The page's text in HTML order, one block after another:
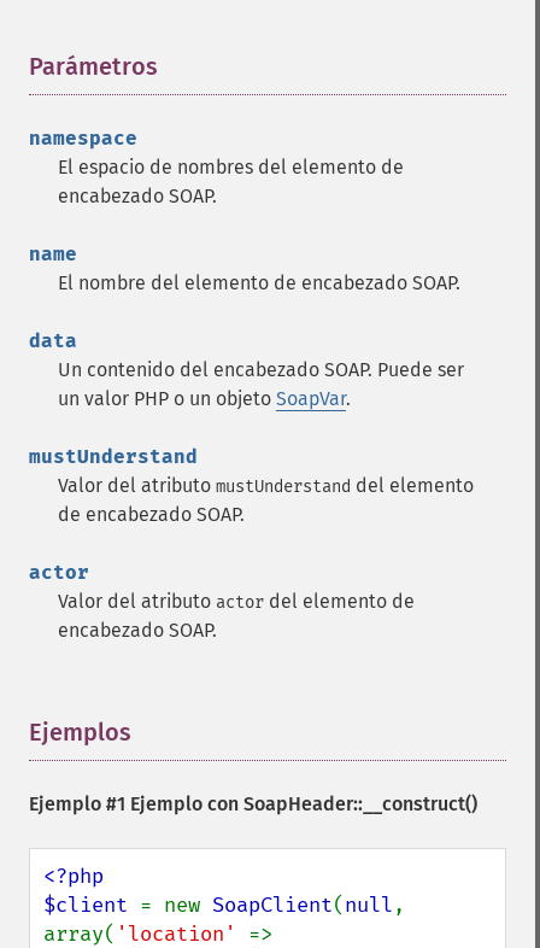
Parámetros
namespace
El espacio de nombres del elemento de
encabezado SOAP.
name
El nombre del elemento de encabezado SOAP.
data
Un contenido del encabezado SOAP. Puede ser
un valor PHP o un objeto SoapVar.
mustUnderstand
Valor del atributo mustUnderstand del elemento
de encabezado SOAP.
actor
Valor del atributo actor del elemento de
encabezado SOAP.
Ejemplos
Ejemplo #1 Ejemplo con SoapHeader::__construct()
<?php
$client = new SoapClient(null,
array( 'location'